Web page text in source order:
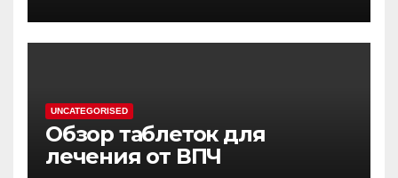
UNCATEGORISED
Обзор таблеток для
лечения от ВПЧ